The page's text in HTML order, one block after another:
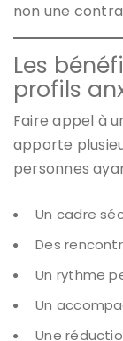
non une
Les
profils
Faire appel à
apporte
personnes
Un cadre
Des
Un rythme
Un
Une